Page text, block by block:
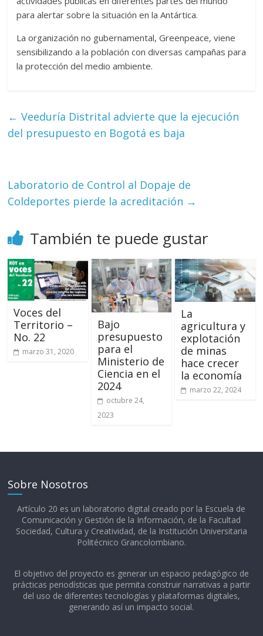
para alertar sobre la situación en la Antártica.
La organización no gubernamental, Greenpeace, viene
sensibilizando a la población con diversas campañas para
la protección del medio ambiente.
← Veeduría Distrital advierte que la ejecución
del presupuesto en Bogotá es baja
Laboratorio de Control al Dopaje de
Coldeportes pierde la acreditación →
También te puede gustar
Voces del
Territorio –
No. 22
marzo 31, 2020
Bajo
presupuesto
para el
Ministerio de
Ciencia en el
2024
octubre 24,
2023
La
agricultura y
explotación
de minas
hace crecer
la economía
marzo 22, 2024
Sobre Nosotros
Artículo 20 es un laboratorio digital creado por la Escuela de
Comunicación y Gestión de la Información, de la Facultad
Sociedad, Cultura y Creatividad, de la Institución Universitaria
Politécnico Grancolombiano.​
El objetivo del proyecto es generar un espacio pedagógico de
prácticas periodísticas que permita construir narrativas a partir
del uso de diferentes tecnologías y plataformas digitales,
generando así un impacto social.